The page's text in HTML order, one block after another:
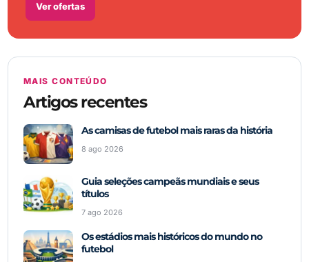
Ver ofertas
MAIS CONTEÚDO
Artigos recentes
As camisas de futebol mais raras da história
8 ago 2026
Guia seleções campeãs mundiais e seus
títulos
7 ago 2026
Os estádios mais históricos do mundo no
futebol